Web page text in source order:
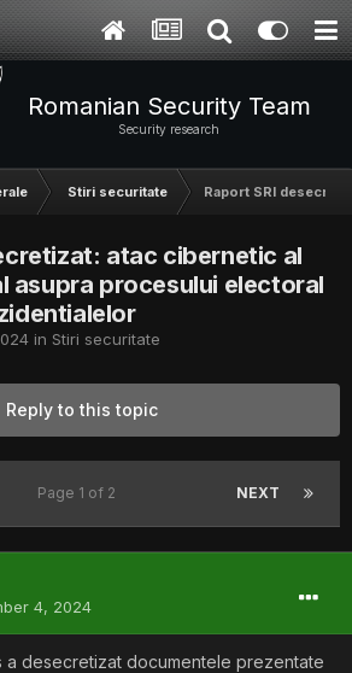
Romanian Security Team
Security research
Stiri securitate Raport SRI
atac cibernetic al
asupra procesului electoral
in Stiri securitate
Reply to this topic
NEXT
Page 1 of 2
4, 2024
a desecretizat documentele prezentate